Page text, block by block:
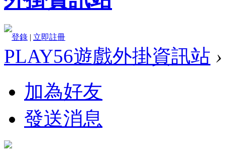
登錄 | 立即註冊
PLAY56遊戲外掛資訊站 ›
加為好友
發送消息